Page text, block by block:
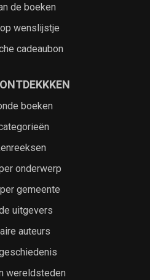
de boeken
wenslijstje
cadeaubon
boeken
onderwerp
gemeente
uitgevers
auteurs
wereldsteden